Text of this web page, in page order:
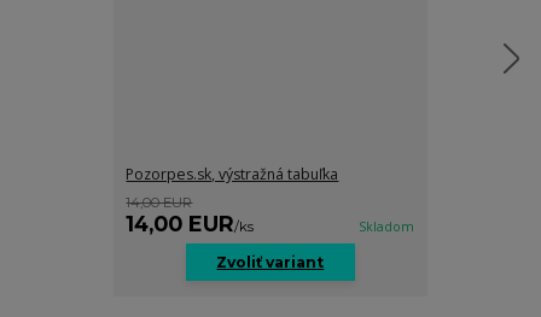
Pozorpes.sk, výstražná tabuľka
14,00 EUR
14,00 EUR/ks Skladom
Zvoliť variant